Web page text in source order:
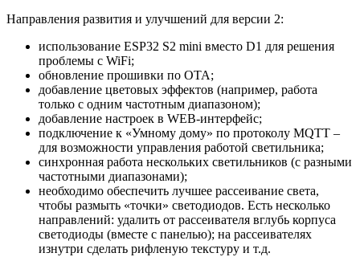
Направления развития и улучшений для версии 2:
использование ESP32 S2 mini вместо D1 для решения
проблемы с WiFi;
обновление прошивки по OTA;
добавление цветовых эффектов (например, работа
только с одним частотным диапазоном);
добавление настроек в WEB-интерфейс;
подключение к «Умному дому» по протоколу MQTT –
для возможности управления работой светильника;
синхронная работа нескольких светильников (с разными
частотными диапазонами);
необходимо обеспечить лучшее рассеивание света,
чтобы размыть «точки» светодиодов. Есть несколько
направлений: удалить от рассеивателя вглубь корпуса
светодиоды (вместе с панелью); на рассеивателях
изнутри сделать рифленую текстуру и т.д.